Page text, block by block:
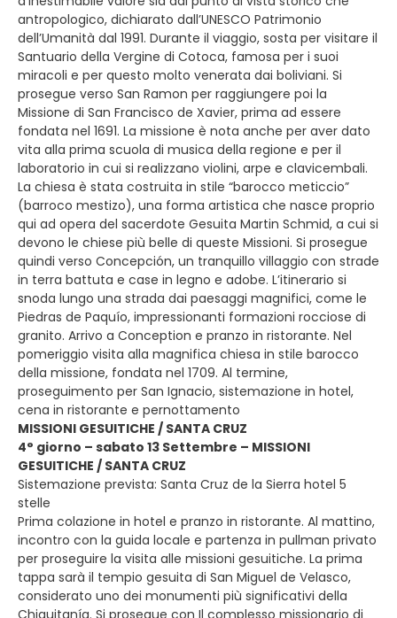
antropologico, dichiarato dall’UNESCO Patrimonio
dell’Umanità dal 1991. Durante il viaggio, sosta per visitare il
Santuario della Vergine di Cotoca, famosa per i suoi
miracoli e per questo molto venerata dai boliviani. Si
prosegue verso San Ramon per raggiungere poi la
Missione di San Francisco de Xavier, prima ad essere
fondata nel 1691. La missione è nota anche per aver dato
vita alla prima scuola di musica della regione e per il
laboratorio in cui si realizzano violini, arpe e clavicembali.
La chiesa è stata costruita in stile “barocco meticcio”
(barroco mestizo), una forma artistica che nasce proprio
qui ad opera del sacerdote Gesuita Martin Schmid, a cui si
devono le chiese più belle di queste Missioni. Si prosegue
quindi verso Concepción, un tranquillo villaggio con strade
in terra battuta e case in legno e adobe. L’itinerario si
snoda lungo una strada dai paesaggi magnifici, come le
Piedras de Paquío, impressionanti formazioni rocciose di
granito. Arrivo a Conception e pranzo in ristorante. Nel
pomeriggio visita alla magnifica chiesa in stile barocco
della missione, fondata nel 1709. Al termine,
proseguimento per San Ignacio, sistemazione in hotel,
cena in ristorante e pernottamento
MISSIONI GESUITICHE / SANTA CRUZ
4° giorno – sabato 13 Settembre – MISSIONI
GESUITICHE / SANTA CRUZ
Sistemazione prevista: Santa Cruz de la Sierra hotel 5
stelle
Prima colazione in hotel e pranzo in ristorante. Al mattino,
incontro con la guida locale e partenza in pullman privato
per proseguire la visita alle missioni gesuitiche. La prima
tappa sarà il tempio gesuita di San Miguel de Velasco,
considerato uno dei monumenti più significativi della
Chiquitanía. Si prosegue con Il complesso missionario di